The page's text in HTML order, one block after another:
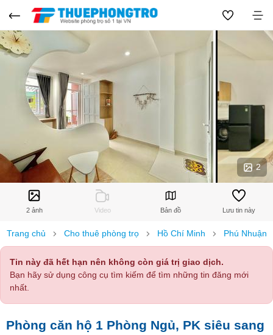
2
2 ảnh Video Bản đồ Lưu tin này
Trang chủ Cho thuê phòng trọ Hồ Chí Minh Phú Nhuận
Tin này đã hết hạn nên không còn giá trị giao dịch.
Bạn hãy sử dụng công cụ tìm kiếm để tìm những tin đăng mới
nhất.
Phòng căn hộ 1 Phòng Ngủ, PK siêu sang